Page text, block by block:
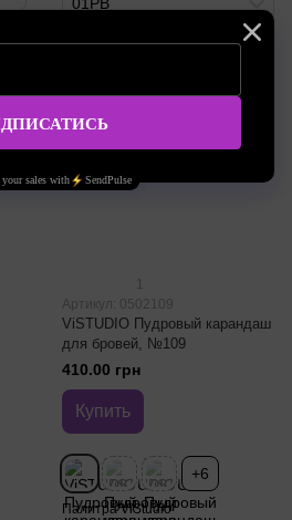
Артикул: 0502109
ViSTUDIO Пудровый карандаш
для бровей, №109
410.00 грн
Купить
+6
Палитра ViStudio